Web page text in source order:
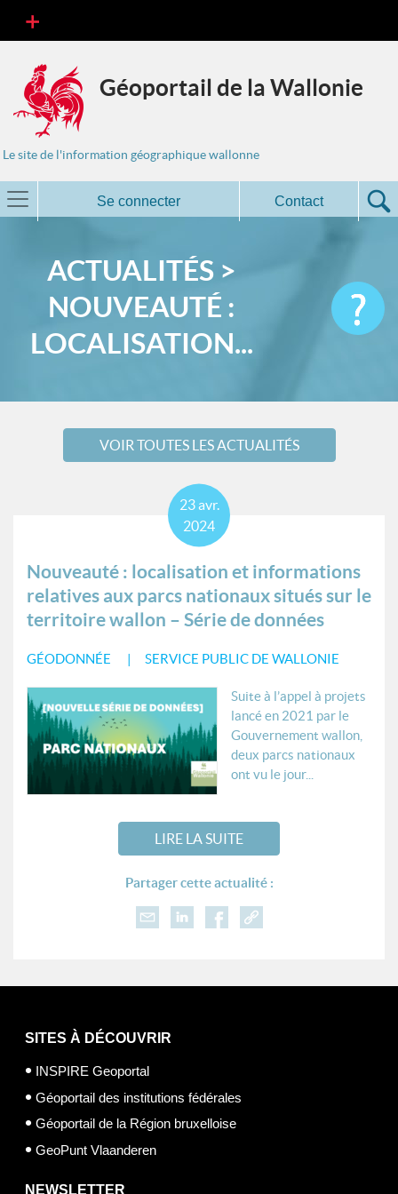
Géoportail de la Wallonie
Le site de l'information géographique wallonne
Se connecter Contact
ACTUALITÉS >
NOUVEAUTÉ :
LOCALISATION...
VOIR TOUTES LES ACTUALITÉS
Nouveauté : localisation et informations
relatives aux parcs nationaux situés sur le
territoire wallon – Série de données
GÉODONNÉE SERVICE PUBLIC DE WALLONIE
23avr.
2024
Suite à l’appel à projets
lancé en 2021 par le
Gouvernement wallon,
deux parcs nationaux
ont vu le jour...
LIRE LA SUITE
Partager cette actualité :
SITES À DÉCOUVRIR
INSPIRE Geoportal
Géoportail des institutions fédérales
Géoportail de la Région bruxelloise
GeoPunt Vlaanderen
NEWSLETTER